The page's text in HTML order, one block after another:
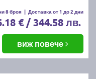
8 броя | Доставка от 1 до 2 дни
€ / 344.58 лв.
виж повече